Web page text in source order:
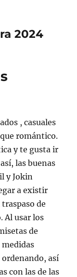
2024
, casuales
romántico.
y te gusta ir
las buenas
y Jokin
a existir
de
Al usar los
de
ordenando, así
con las de las